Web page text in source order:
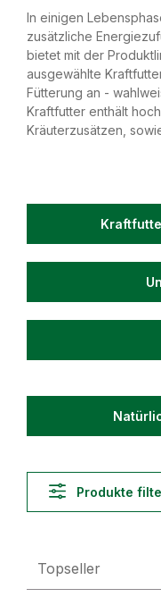
In einigen
zusätzliche
bietet mit der
ausgewählte
Fütterung an -
Kraftfutter enthält
Kräuterzusätzen,
Produkte